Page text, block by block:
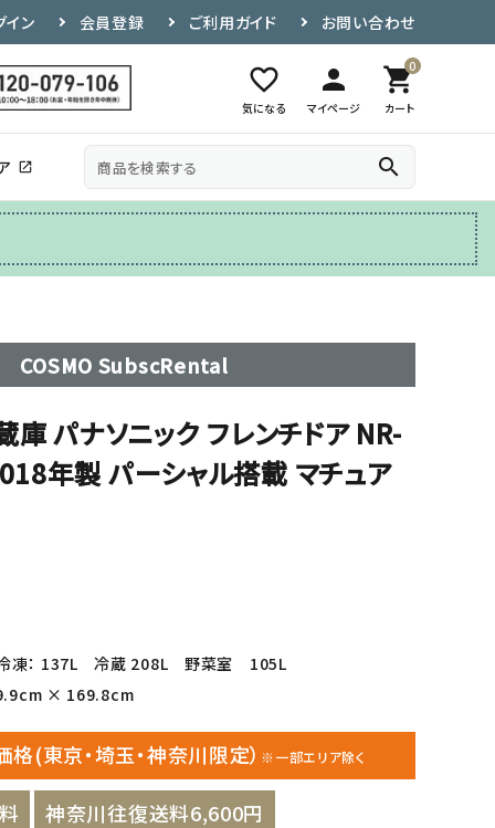
イン 会員登録 ご利用ガイド お問い合わせ
favorite_border
気になる
person
マイページ
0
shopping_cart
カート
その他
テレビ台
open_in_new search
COSMO SubscRental
パナソニック フレンチドア NR-
年製 パーシャル搭載 マチュア
凍： 137L 冷蔵 208L 野菜室 105L
× 169.8cm
格(東京・埼玉・神奈川限定） ※一部エリア除く
神奈川往復送料6,600円